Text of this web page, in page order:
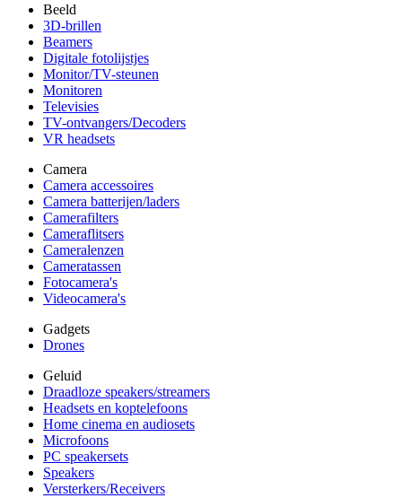
Beeld
3D-brillen
Beamers
Digitale fotolijstjes
Monitor/TV-steunen
Monitoren
Televisies
TV-ontvangers/Decoders
VR headsets
Camera
Camera accessoires
Camera batterijen/laders
Camerafilters
Cameraflitsers
Cameralenzen
Cameratassen
Fotocamera's
Videocamera's
Gadgets
Drones
Geluid
Draadloze speakers/streamers
Headsets en koptelefoons
Home cinema en audiosets
Microfoons
PC speakersets
Speakers
Versterkers/Receivers